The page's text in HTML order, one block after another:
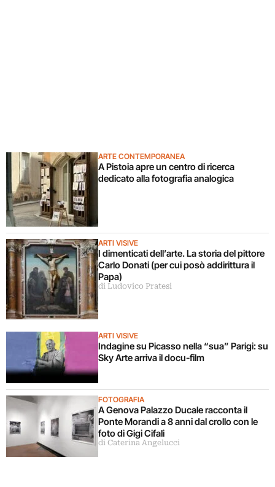
ARTE CONTEMPORANEA
A Pistoia apre un centro di ricerca
dedicato alla fotografia analogica
ARTI VISIVE
I dimenticati dell’arte. La storia del pittore
Carlo Donati (per cui posò addirittura il
Papa)
di Ludovico Pratesi
ARTI VISIVE
Indagine su Picasso nella “sua” Parigi: su
Sky Arte arriva il docu-film
FOTOGRAFIA
A Genova Palazzo Ducale racconta il
Ponte Morandi a 8 anni dal crollo con le
foto di Gigi Cifali
di Caterina Angelucci